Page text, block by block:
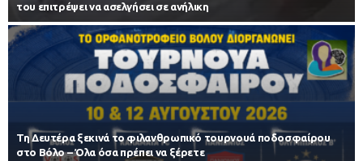
του επιτρέψει να ασελγήσει σε ανήλικη
Τη Δευτέρα ξεκινά το φιλανθρωπικό τουρνουά ποδοσφαίρου
στο Βόλο – Όλα όσα πρέπει να ξέρετε